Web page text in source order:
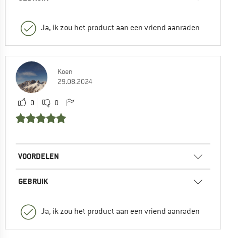
Ja, ik zou het product aan een vriend aanraden
Koen
29.08.2024
0 0
VOORDELEN
GEBRUIK
Ja, ik zou het product aan een vriend aanraden